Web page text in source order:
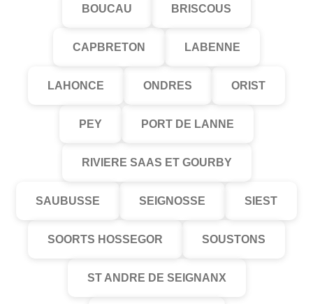
BOUCAU BRISCOUS
CAPBRETON LABENNE
LAHONCE ONDRES ORIST
PEY PORT DE LANNE
RIVIERE SAAS ET GOURBY
SAUBUSSE SEIGNOSSE SIEST
SOORTS HOSSEGOR SOUSTONS
ST ANDRE DE SEIGNANX